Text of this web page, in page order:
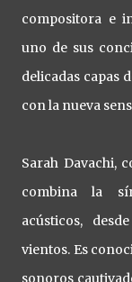
compositora e
uno de sus
delicadas capas
con la nueva
Sarah Davachi,
combina la
acústicos,
vientos. Es
sonoros